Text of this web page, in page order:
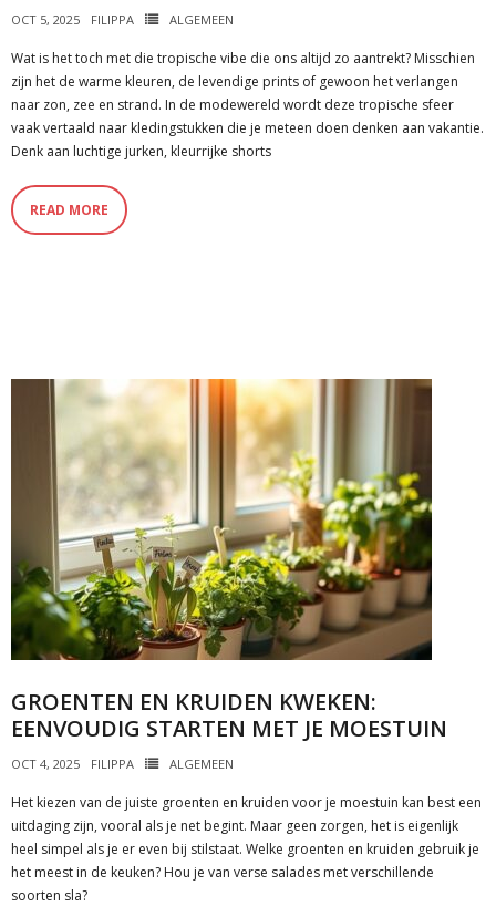
OCT 5, 2025 FILIPPA ALGEMEEN
Wat is het toch met die tropische vibe die ons altijd zo aantrekt? Misschien
zijn het de warme kleuren, de levendige prints of gewoon het verlangen
naar zon, zee en strand. In de modewereld wordt deze tropische sfeer
vaak vertaald naar kledingstukken die je meteen doen denken aan vakantie.
Denk aan luchtige jurken, kleurrijke shorts
READ MORE
GROENTEN EN KRUIDEN KWEKEN:
EENVOUDIG STARTEN MET JE MOESTUIN
OCT 4, 2025 FILIPPA ALGEMEEN
Het kiezen van de juiste groenten en kruiden voor je moestuin kan best een
uitdaging zijn, vooral als je net begint. Maar geen zorgen, het is eigenlijk
heel simpel als je er even bij stilstaat. Welke groenten en kruiden gebruik je
het meest in de keuken? Hou je van verse salades met verschillende
soorten sla?